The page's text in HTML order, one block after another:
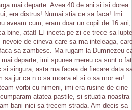
mai departe. Avea 40 de ani si isi dorea
era distrus! Numai stia ce sa faca! Imi
aveam cum, eram doar un copil de 16 ani,
bine, atat! El inceta pe zi ce trece sa
de cineva care sa ma inteleaga,
sa zambesc. Ma rugam la Dumnezeu
departe, imi spunea mereu ca sunt o
singura, asta ma facea de fiecare data
sa jur ca n.o sa moara el si o sa mor eu!
vorbi cu nimeni, imi era rusine de cine
atatea pastile, si situatia noastra
bani nici sa trecem strada. Am decis sa